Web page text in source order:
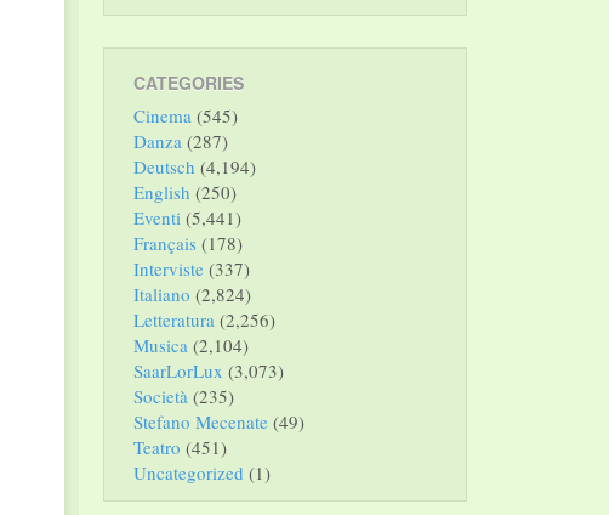
CATEGORIES
Cinema (545)
Danza (287)
Deutsch (4,194)
English (250)
Eventi (5,441)
Français (178)
Interviste (337)
Italiano (2,824)
Letteratura (2,256)
Musica (2,104)
SaarLorLux (3,073)
Società (235)
Stefano Mecenate (49)
Teatro (451)
Uncategorized (1)